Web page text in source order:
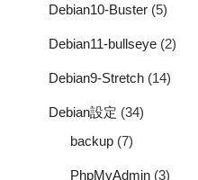
Debian10-Buster (5)
Debian11-bullseye (2)
Debian9-Stretch (14)
Debian設定 (34)
backup (7)
PhpMyAdmin (3)